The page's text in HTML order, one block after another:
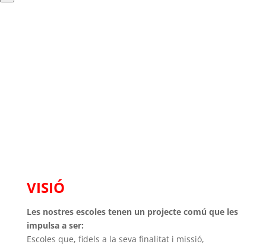
VISIÓ
Les nostres escoles tenen un projecte comú que les
impulsa a ser:
Escoles que, fidels a la seva finalitat i missió,